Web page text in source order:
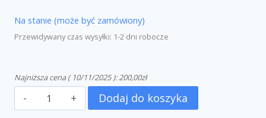
Na stanie (może być zamówiony)
Przewidywany czas wysyłki: 1-2 dni robocze
Najniższa cena (10/11/2025):200,00zł
Dodaj do koszyka